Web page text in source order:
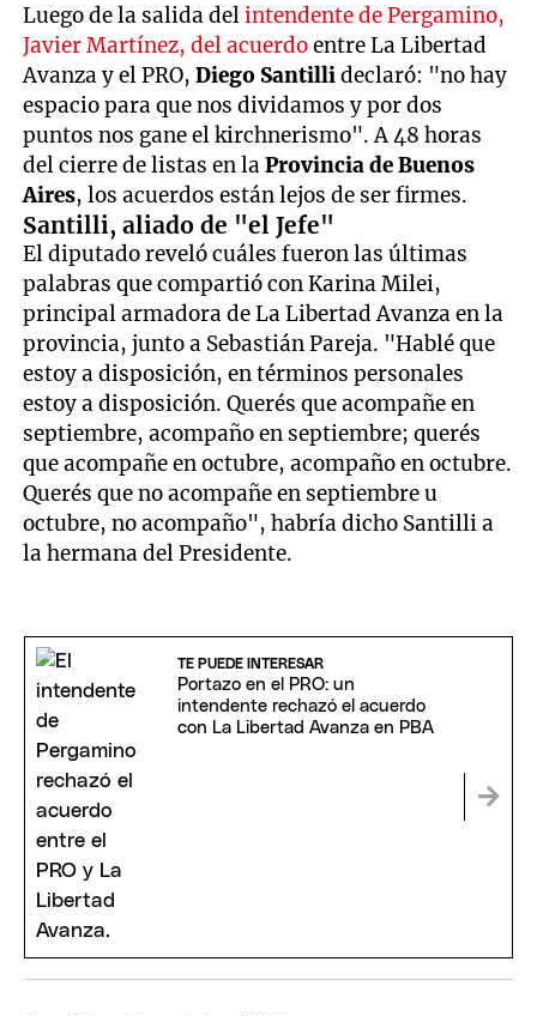
Luego de la salida delintendente de Pergamino,
Javier Martínez, del acuerdoentre La Libertad
Avanza y el PRO,Diego Santillideclaró: "no hay
espacio para que nos dividamos y por dos
puntos nos gane el kirchnerismo". A 48 horas
del cierre de listas en laProvincia de Buenos
Aires, los acuerdos están lejos de ser firmes.
Santilli, aliado de "el Jefe"
El diputado reveló cuáles fueron las últimas
palabras que compartió con Karina Milei,
principal armadora de La Libertad Avanza en la
provincia, junto a Sebastián Pareja. "Hablé que
estoy a disposición, en términos personales
estoy a disposición. Querés que acompañe en
septiembre, acompaño en septiembre; querés
que acompañe en octubre, acompaño en octubre.
Querés que no acompañe en septiembre u
octubre, no acompaño", habría dicho Santilli a
la hermana del Presidente.
TE PUEDE INTERESAR
Portazo en el PRO: un
intendente rechazó el acuerdo
con La Libertad Avanza en PBA